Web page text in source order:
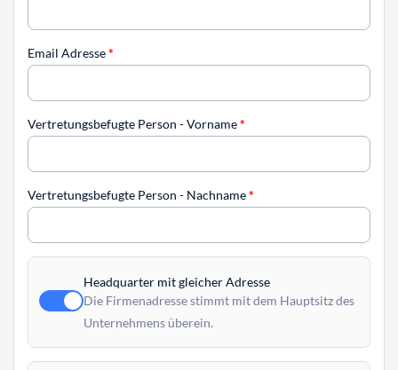
Email Adresse*
Vertretungsbefugte Person - Vorname*
Vertretungsbefugte Person - Nachname*
Headquarter mit gleicher Adresse
Die Firmenadresse stimmt mit dem Hauptsitz des
Unternehmens überein.